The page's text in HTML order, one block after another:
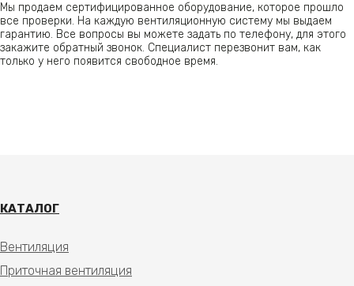
Мы продаем сертифицированное оборудование, которое прошло
все проверки. На каждую вентиляционную систему мы выдаем
гарантию. Все вопросы вы можете задать по телефону, для этого
закажите обратный звонок. Специалист перезвонит вам, как
только у него появится свободное время.
КАТАЛОГ
Вентиляция
Приточная вентиляция